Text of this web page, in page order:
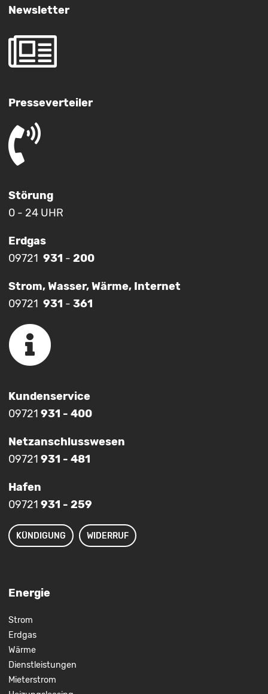
Newsletter
Presseverteiler
Störung
0 - 24 UHR
Erdgas
09721 931 - 200
Strom, Wasser, Wärme, Internet
09721 931 - 361
Kundenservice
09721 931 - 400
Netzanschlusswesen
09721 931 - 481
Hafen
09721 931 - 259
KÜNDIGUNG WIDERRUF
Energie
Strom
Erdgas
Wärme
Dienstleistungen
Mieterstrom